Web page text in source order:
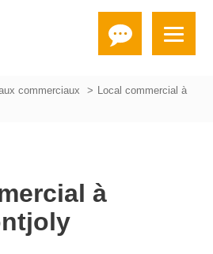
commerciaux
Local commercial à
à